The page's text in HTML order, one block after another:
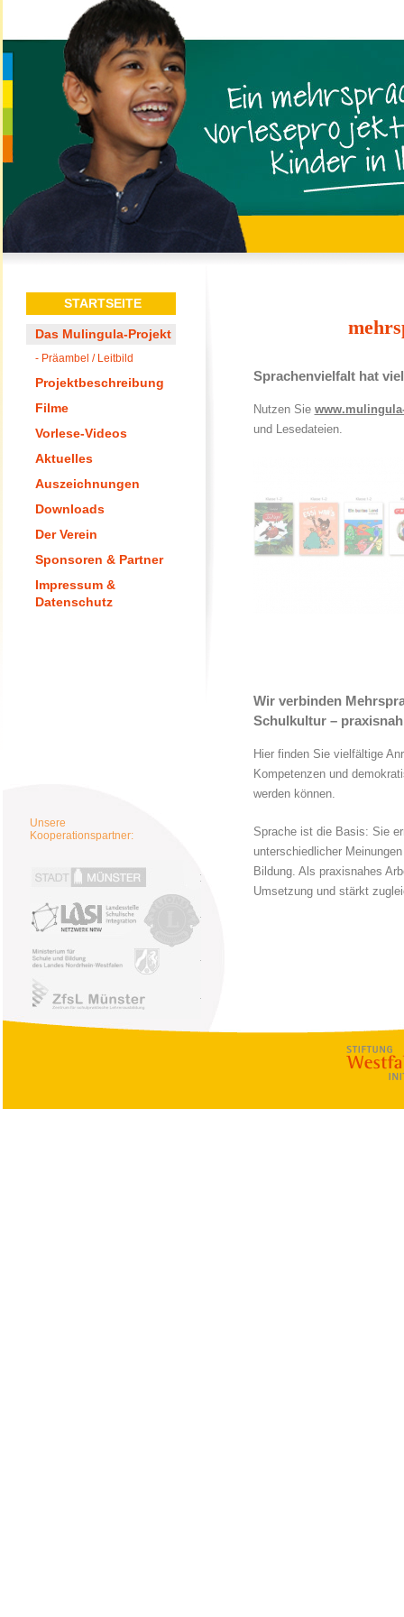
STARTSEITE
Das Mulingula-Projekt
- Präambel / Leitbild
Projektbeschreibung
Filme
Vorlese-Videos
Aktuelles
Auszeichnungen
Downloads
Der Verein
Sponsoren & Partner
Impressum &
Datenschutz
Sprachenvielfalt hat
Nutzen Sie
und Lesedateien.
Wir verbinden
Schulkultur –
Hier finden Sie vielfältige
Kompetenzen und
werden können.
Sprache ist die Basis: Sie
unterschiedlicher
Bildung. Als praxisnahes
Umsetzung und stärkt
Unsere
Kooperationspartner:
Kontaktstelle für Interkulturelles
Stadt Münster
Lions Club